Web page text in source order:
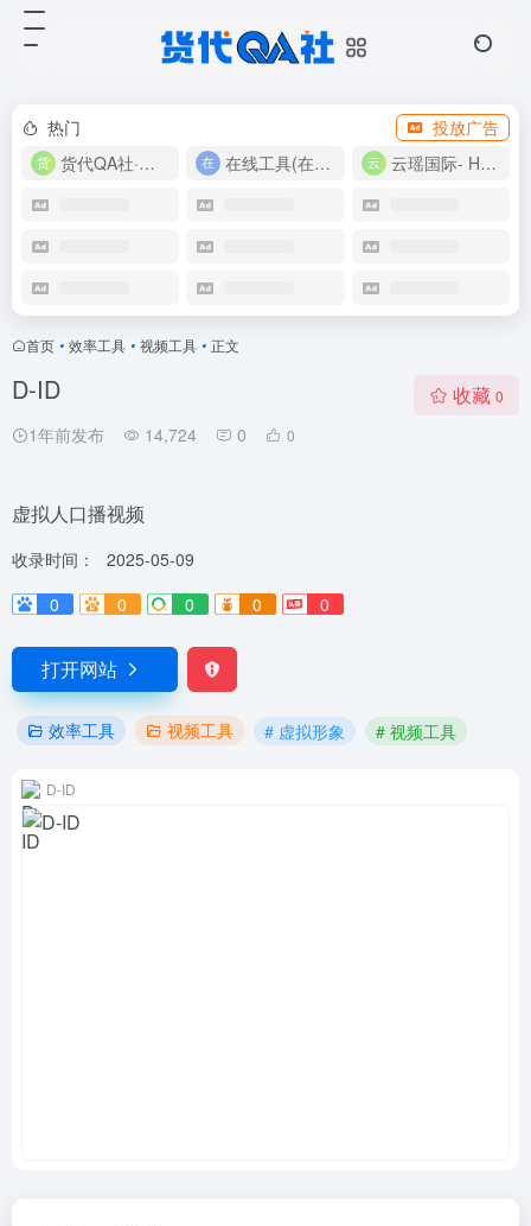
热门
投放广告
货代QA社·让货代之路更简单！
在线工具(在线实用工具200+) 云瑶国际- Harlan-15360639224
首页 • 效率工具 • 视频工具 • 正文
D-ID
1年前发布 14,724 0 0
收藏 0
虚拟人口播视频
收录时间：
2025-05-09
0
0 0 0 0
打开网站
效率工具 视频工具 # 虚拟形象 # 视频工具
D-ID